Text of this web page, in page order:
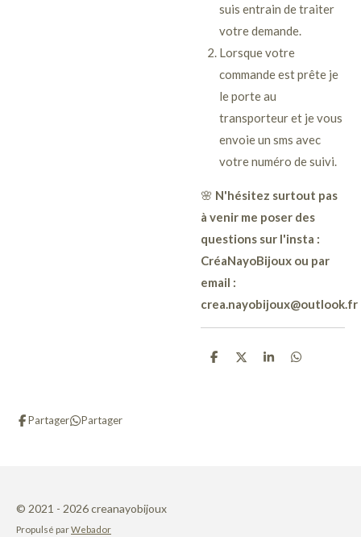
suis entrain de traiter
votre demande.
Lorsque votre
commande est prête je
le porte au
transporteur et je vous
envoie un sms avec
votre numéro de suivi.
🌸 N'hésitez surtout pas
à venir me poser des
questions sur l'insta :
CréaNayoBijoux ou par
email :
crea.nayobijoux@outlook.fr
P
P
P
P
Partager Partager
© 2021 - 2026 creanayobijoux
Propulsé parWebador